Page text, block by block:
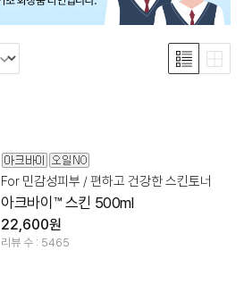
For 민감성피부 / 편하고 건강한 스킨토너
아크바이™ 스킨 500ml
22,600원
리뷰 수 : 5465